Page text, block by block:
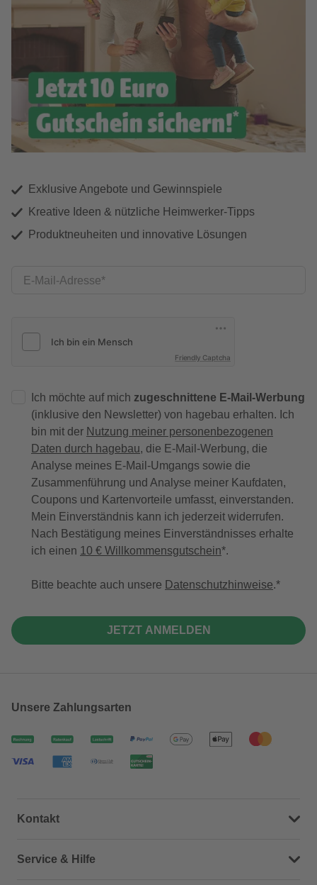
Exklusive Angebote und Gewinnspiele
Kreative Ideen & nützliche Heimwerker-Tipps
Produktneuheiten und innovative Lösungen
E-Mail-Adresse
Friendly Captcha
Ich möchte auf mich zugeschnittene E-Mail-Werbung
(inklusive den Newsletter) von hagebau erhalten. Ich
bin mit der Nutzung meiner personenbezogenen
Daten durch hagebau, die E-Mail-Werbung, die
Analyse meines E-Mail-Umgangs sowie die
Zusammenführung und Analyse meiner Kaufdaten,
Coupons und Kartenvorteile umfasst, einverstanden.
Mein Einverständnis kann ich jederzeit widerrufen.
Nach Bestätigung meines Einverständnisses erhalte
ich einen 10 € Willkommensgutschein*.
Bitte beachte auch unsere Datenschutzhinweise.
JETZT ANMELDEN
Unsere Zahlungsarten
Kontakt
Dein Kontakt zu uns
Service & Hilfe